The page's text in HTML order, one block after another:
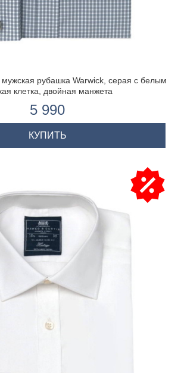
рубашка Warwick, серая с белым
клетка, двойная манжета
5 990
КУПИТЬ